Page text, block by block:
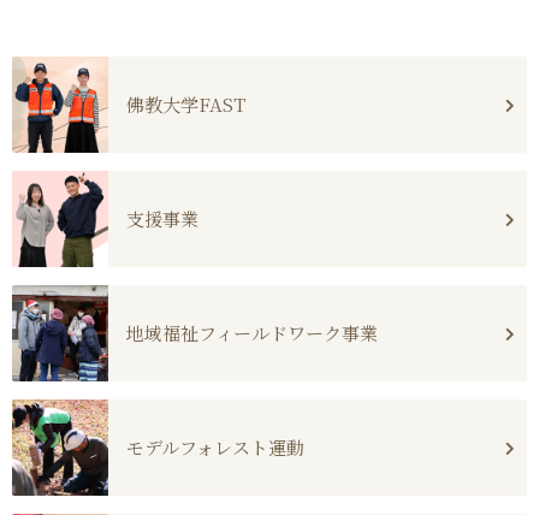
佛教大学FAST
支援事業
地域福祉フィールドワーク事業
モデルフォレスト運動